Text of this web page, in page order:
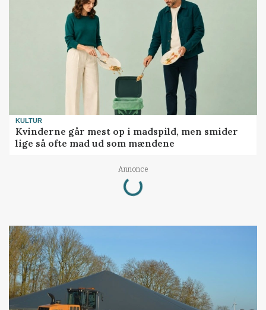
KULTUR
Kvinderne går mest op i madspild, men smider
lige så ofte mad ud som mændene
Annonce
Loading...